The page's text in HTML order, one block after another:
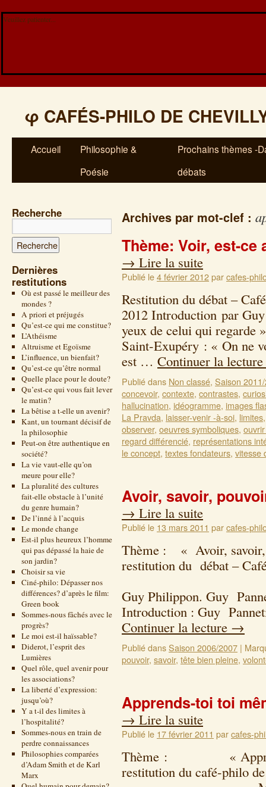
Veuillez patienter...
φ CAFÉS-PHILO DE
Accueil
Philosophie &
Poésie
Prochains thèmes -
débats
Recherche
Dernières
restitutions
Où est passé le meilleur des
mondes ?
A priori et préjugés
Qu’est-ce qui me constitue?
L’Athéisme
Altruisme et Egoïsme
L’influence, un bienfait?
Qu’est-ce qu’être normal
Quelle place pour le doute?
Qu’est-ce qui vous fait lever
le matin?
La bêtise a t-elle un avenir?
Kant, un tournant décisif de
la philosophie
Peut-on être authentique en
société?
La vie vaut-elle qu’on
meure pour elle?
La pluralité des cultures
fait-elle obstacle à l’unité
du genre humain?
De l’inné à l’acquis
Le monde change
Est-il plus heureux l’homme
qui pas dépassé la haie de
son jardin?
Choisir sa vie
Ciné-philo: Dépasser nos
différences? d’après le film:
Green book
Sommes-nous fâchés avec le
progrès?
Le moi est-il haïssable?
Diderot, l’esprit des
Lumières
Quel rôle, quel avenir pour
les associations?
La liberté d’expression:
jusqu’où?
Y a t-il des limites à
l’hospitalité?
Sommes-nous en train de
perdre connaissances
Philosophies comparées
d’Adam Smith et de Karl
Marx
Archives par mot-clef :
Thème: Voir, est-ce
→ Lire la suite
Publié le4 février 2012parcafes-
Restitution du débat –
2012 Introduction par
yeux de celui qui regarde
Saint-Exupéry : « On ne
est … Continuer la lecture
Publié dans Non classé, Saison
concevoir, contexte, contrastes,
hallucination, idéogramme, images
La Pravda, laisser-venir -à-soi, limites
observer, oeuvres symboliques,
regard différencié, représentations
le concept, textes fondateurs, vitesse
Avoir, savoir,
→ Lire la suite
Publié le 13 mars 2011 parcafes-
Thème : « Avoir, savoir,
restitution du débat –
Guy Philippon. Guy
Introduction : Guy
Continuer la lecture →
Publié dansSaison 2006/2007 |
pouvoir, savoir, tête bien pleine,
Apprends-toi toi
→ Lire la suite
Publié le 17 février 2011 parcafes-
Thème : «
restitution du café-philo